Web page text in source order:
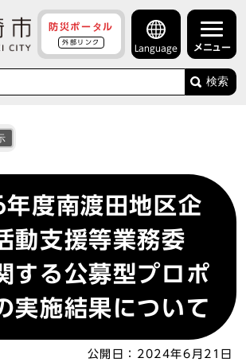
防災ポータル
外部リンク
Language メニュー
検索
年度南渡田地区企
動支援等業務委
する公募型プロポ
実施結果について
公開日： 2024年6月21日